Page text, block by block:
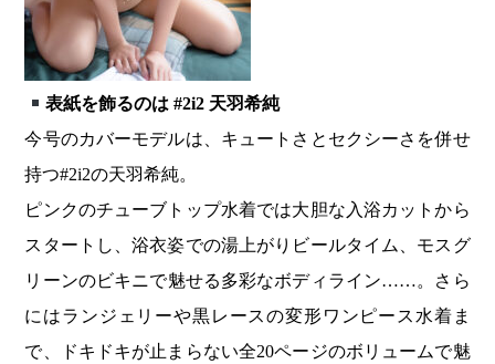
表紙を飾るのは #2i2 天羽希純
今号のカバーモデルは、キュートさとセクシーさを併せ
持つ#2i2の天羽希純。
ピンクのチューブトップ水着では大胆な入浴カットから
スタートし、浴衣姿での湯上がりビールタイム、モスグ
リーンのビキニで魅せる多彩なボディライン……。さら
にはランジェリーや黒レースの変形ワンピース水着ま
で、ドキドキが止まらない全20ページのボリュームで魅